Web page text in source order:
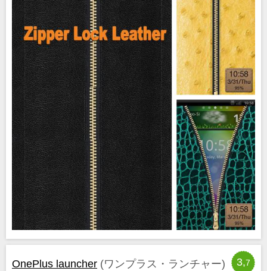
3,7
OnePlus launcher (ワンプラス・ランチャー)